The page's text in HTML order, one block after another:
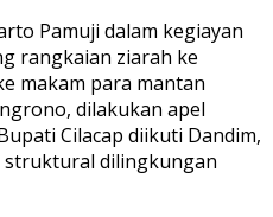
Pamuji dalam kegiayan
rangkaian ziarah ke
makam para mantan
dilakukan apel
Cilacap diikuti Dandim,
struktural dilingkungan